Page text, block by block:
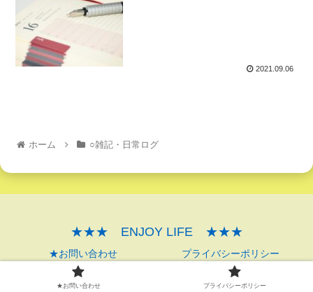
2021.09.06
ホーム ○雑記・日常ログ
★★★ ENJOY LIFE ★★★
★お問い合わせ プライバシーポリシー
© 2021 ★★★ ENJOY LIFE ★★★.
★お問い合わせ プライバシーポリシー